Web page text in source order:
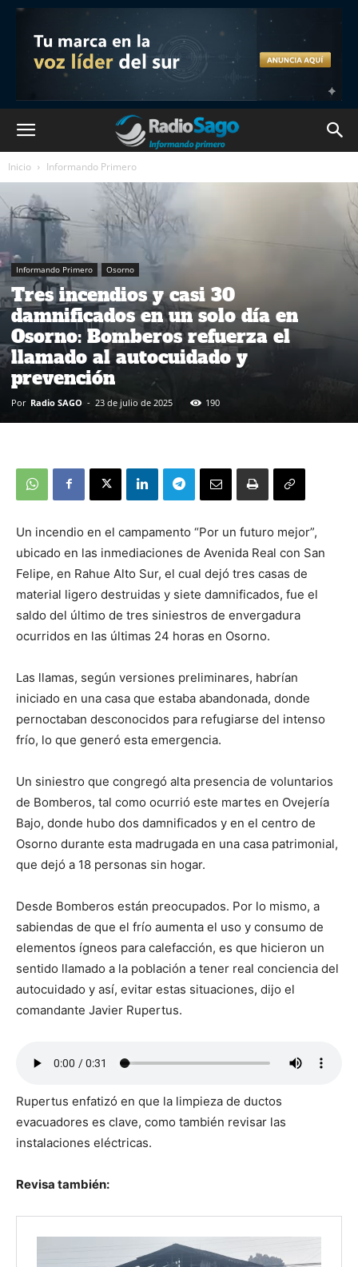
Inicio Informando Primero
Informando Primero Osorno
Tres incendios y casi 30
damnificados en un solo día en
Osorno: Bomberos refuerza el
llamado al autocuidado y
prevención
Por Radio SAGO - 23 de julio de 2025 190
Un incendio en el campamento “Por un futuro mejor”,
ubicado en las inmediaciones de Avenida Real con San
Felipe, en Rahue Alto Sur, el cual dejó tres casas de
material ligero destruidas y siete damnificados, fue el
saldo del último de tres siniestros de envergadura
ocurridos en las últimas 24 horas en Osorno.
Las llamas, según versiones preliminares, habrían
iniciado en una casa que estaba abandonada, donde
pernoctaban desconocidos para refugiarse del intenso
frío, lo que generó esta emergencia.
Un siniestro que congregó alta presencia de voluntarios
de Bomberos, tal como ocurrió este martes en Ovejería
Bajo, donde hubo dos damnificados y en el centro de
Osorno durante esta madrugada en una casa patrimonial,
que dejó a 18 personas sin hogar.
Desde Bomberos están preocupados. Por lo mismo, a
sabiendas de que el frío aumenta el uso y consumo de
elementos ígneos para calefacción, es que hicieron un
sentido llamado a la población a tener real conciencia del
autocuidado y así, evitar estas situaciones, dijo el
comandante Javier Rupertus.
Rupertus enfatizó en que la limpieza de ductos
evacuadores es clave, como también revisar las
instalaciones eléctricas.
Revisa también: